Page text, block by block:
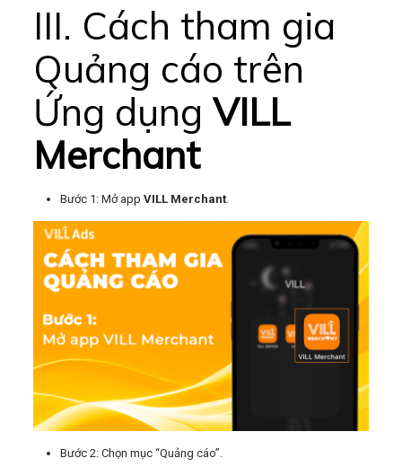
III. Cách tham gia
Quảng cáo trên
Ứng dụngVILL
Merchant
Bước 1: Mở app VILL Merchant.
Bước 2: Chọn mục “Quảng cáo”.